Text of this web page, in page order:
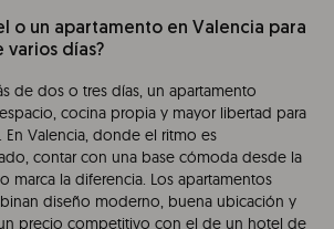
o un apartamento en Valencia para
varios días?
de dos o tres días, un apartamento
cocina propia y mayor libertad para
En Valencia, donde el ritmo es
contar con una base cómoda desde la
marca la diferencia. Los apartamentos
diseño moderno, buena ubicación y
precio competitivo con el de un hotel de